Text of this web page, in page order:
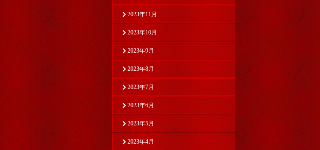
2023年11月
2023年10月
2023年9月
2023年8月
2023年7月
2023年6月
2023年5月
2023年4月